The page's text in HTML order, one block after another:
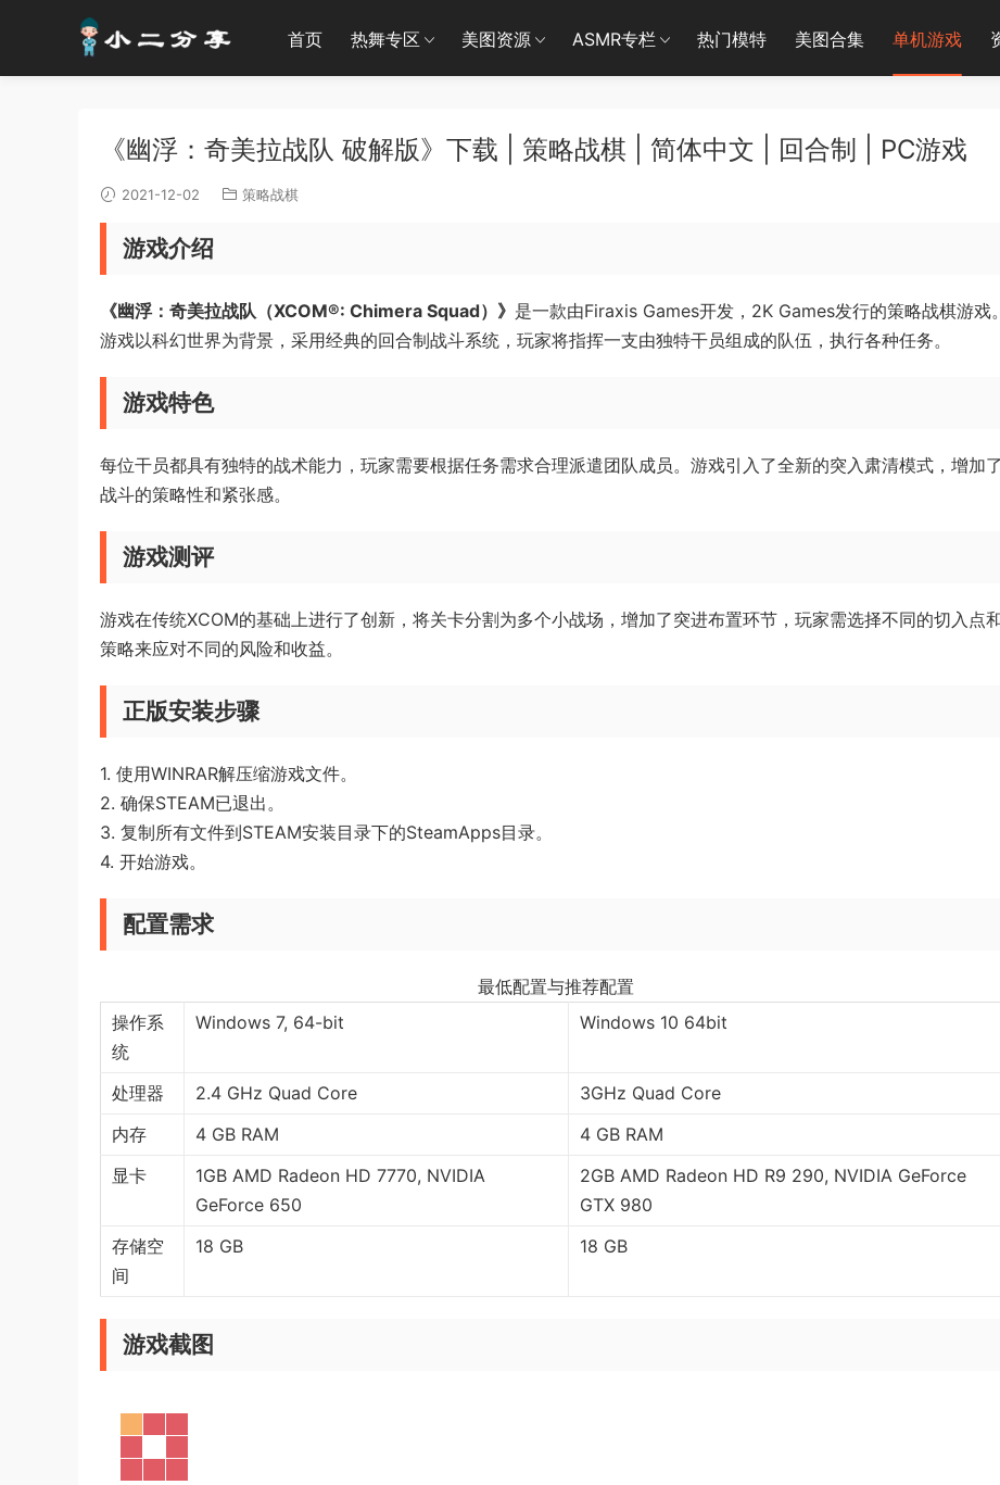
首页 热舞专区 美图资源 ASMR专栏 热门模特 美图合集 单机游戏
《幽浮：奇美拉战队 破解版》下载 | 策略战棋 | 简体中文 | 回合制 | PC游戏
2021-12-02 策略战棋
游戏介绍
《幽浮：奇美拉战队（XCOM®: Chimera Squad）》 是一款由Firaxis Games开发，2K Games发行的策略战棋游戏。
游戏以科幻世界为背景，采用经典的回合制战斗系统，玩家将指挥一支由独特干员组成的队伍，执行各种任务。
游戏特色
每位干员都具有独特的战术能力，玩家需要根据任务需求合理派遣团队成员。游戏引入了全新的突入肃清模式，增加了
战斗的策略性和紧张感。
游戏测评
游戏在传统XCOM的基础上进行了创新，将关卡分割为多个小战场，增加了突进布置环节，玩家需选择不同的切入点
策略来应对不同的风险和收益。
正版安装步骤
1. 使用WINRAR解压缩游戏文件。
2. 确保STEAM已退出。
3. 复制所有文件到STEAM安装目录下的SteamApps目录。
4. 开始游戏。
配置需求
最低配置与推荐配置
操作系
统
Windows 7, 64-bit Windows 10 64bit
处理器 2.4 GHz Quad Core
3GHz Quad Core
内存
4 GB RAM
4 GB RAM
显卡
1GB AMD Radeon HD 7770, NVIDIA
GeForce 650
2GB AMD Radeon HD R9 290, NVIDIA GeForce
GTX 980
存储空
间
18 GB 18 GB
游戏截图